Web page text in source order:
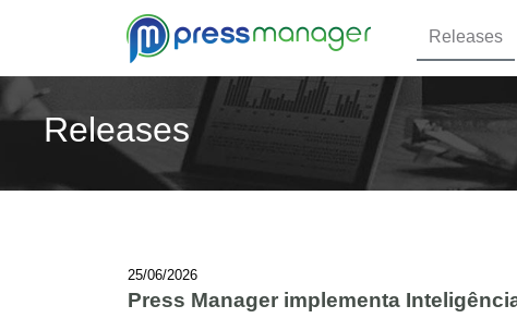
Releases
Releases
25/06/2026
Press Manager implementa